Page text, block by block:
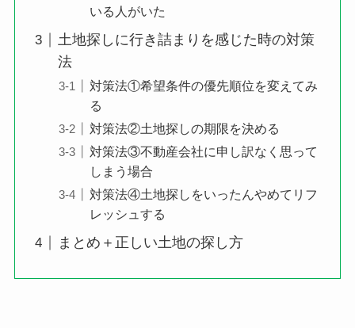
いる人がいた
土地探しに行き詰まりを感じた時の対策
法
対策法①希望条件の優先順位を変えてみ
る
対策法②土地探しの期限を決める
対策法③不動産会社に申し訳なく思って
しまう場合
対策法④土地探しをいったんやめてリフ
レッシュする
まとめ＋正しい土地の探し方